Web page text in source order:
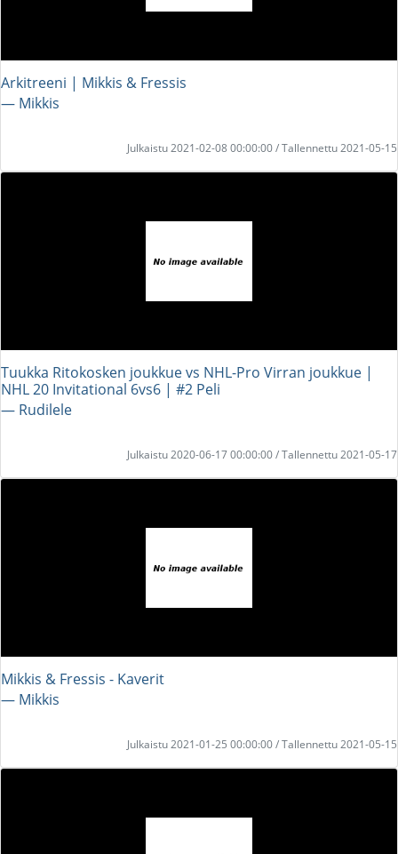
Arkitreeni | Mikkis & Fressis
― Mikkis
Julkaistu 2021-02-08 00:00:00 / Tallennettu 2021-05-15
Tuukka Ritokosken joukkue vs NHL-Pro Virran joukkue |
NHL 20 Invitational 6vs6 | #2 Peli
― Rudilele
Julkaistu 2020-06-17 00:00:00 / Tallennettu 2021-05-17
Mikkis & Fressis - Kaverit
― Mikkis
Julkaistu 2021-01-25 00:00:00 / Tallennettu 2021-05-15